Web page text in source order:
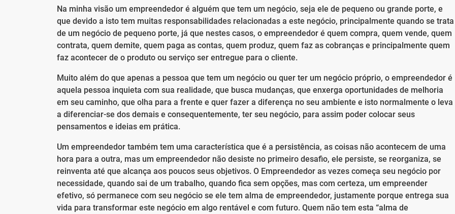
Na minha visão um empreendedor é alguém que tem um negócio, seja ele de pequeno ou grande porte, e
que devido a isto tem muitas responsabilidades relacionadas a este negócio, principalmente quando se trata
de um negócio de pequeno porte, já que nestes casos, o empreendedor é quem compra, quem vende, quem
contrata, quem demite, quem paga as contas, quem produz, quem faz as cobranças e principalmente quem
faz acontecer de o produto ou serviço ser entregue para o cliente.
Muito além do que apenas a pessoa que tem um negócio ou quer ter um negócio próprio, o empreendedor é
aquela pessoa inquieta com sua realidade, que busca mudanças, que enxerga oportunidades de melhoria
em seu caminho, que olha para a frente e quer fazer a diferença no seu ambiente e isto normalmente o leva
a diferenciar-se dos demais e consequentemente, ter seu negócio, para assim poder colocar seus
pensamentos e ideias em prática.
Um empreendedor também tem uma característica que é a persistência, as coisas não acontecem de uma
hora para a outra, mas um empreendedor não desiste no primeiro desafio, ele persiste, se reorganiza, se
reinventa até que alcança aos poucos seus objetivos. O Empreendedor as vezes começa seu negócio por
necessidade, quando sai de um trabalho, quando fica sem opções, mas com certeza, um empreender
efetivo, só permanece com seu negócio se ele tem alma de empreendedor, justamente porque entrega sua
vida para transformar este negócio em algo rentável e com futuro. Quem não tem esta “alma de